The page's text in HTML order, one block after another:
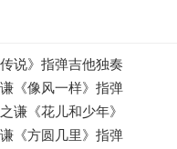
说》指弹吉他独奏
《像风一样》指弹
谦《花儿和少年》
《方圆几里》指弹